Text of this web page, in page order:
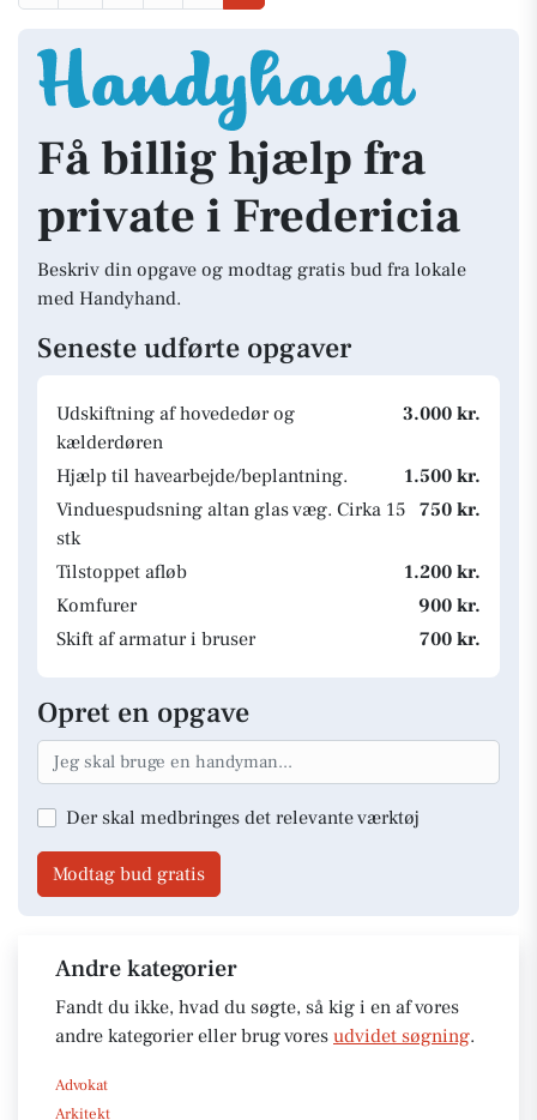
Få billig hjælp fra
private i Fredericia
Beskriv din opgave og modtag gratis bud fra lokale
med Handyhand.
Seneste udførte opgaver
Udskiftning af hovededør og
kælderdøren
3.000 kr.
Hjælp til havearbejde/beplantning.
1.500 kr.
Vinduespudsning altan glas væg. Cirka 15
stk
750 kr.
Tilstoppet afløb
1.200 kr.
Komfurer
900 kr.
Skift af armatur i bruser
700 kr.
Opret en opgave
Der skal medbringes det relevante værktøj
Modtag bud gratis
Andre kategorier
Fandt du ikke, hvad du søgte, så kig i en af vores
andre kategorier eller brug vores udvidet søgning.
Advokat
Arkitekt